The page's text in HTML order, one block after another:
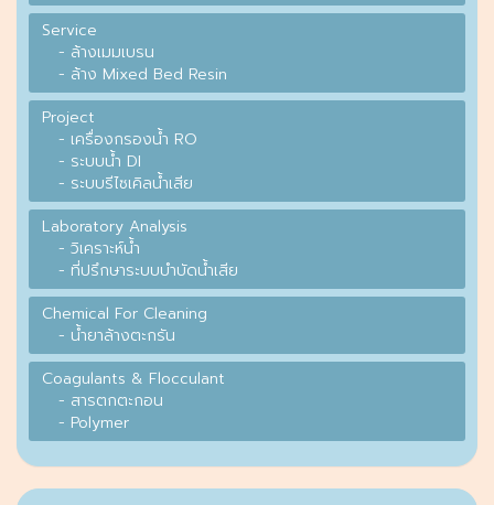
Service
- ล้างเมมเบรน
- ล้าง Mixed Bed Resin
Project
- เครื่องกรองน้ำ RO
- ระบบน้ำ DI
- ระบบรีไซเคิลน้ำเสีย
Laboratory Analysis
- วิเคราะห์น้ำ
- ที่ปรึกษาระบบบำบัดน้ำเสีย
Chemical For Cleaning
- น้ำยาล้างตะกรัน
Coagulants & Flocculant
- สารตกตะกอน
- Polymer